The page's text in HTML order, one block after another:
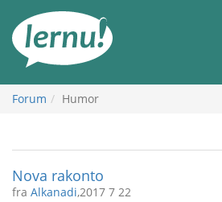
innholdet
Forum Humor
Nova rakonto
fra Alkanadi,2017 7 22